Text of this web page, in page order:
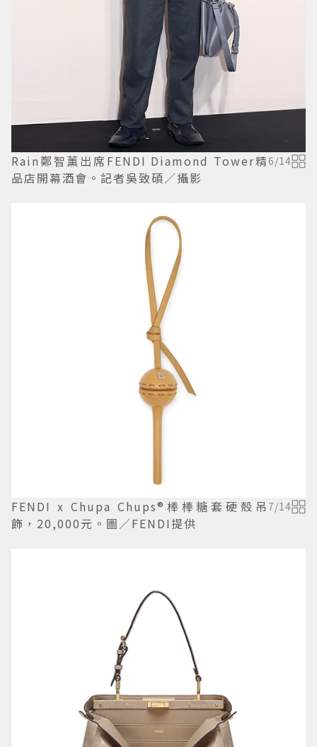
Rain鄭智薰出席FENDI Diamond Tower精
品店開幕酒會。記者吳致碩／攝影
6/14
FENDI x Chupa Chups®棒棒糖套硬殼吊
飾，20,000元。圖／FENDI提供
7/14